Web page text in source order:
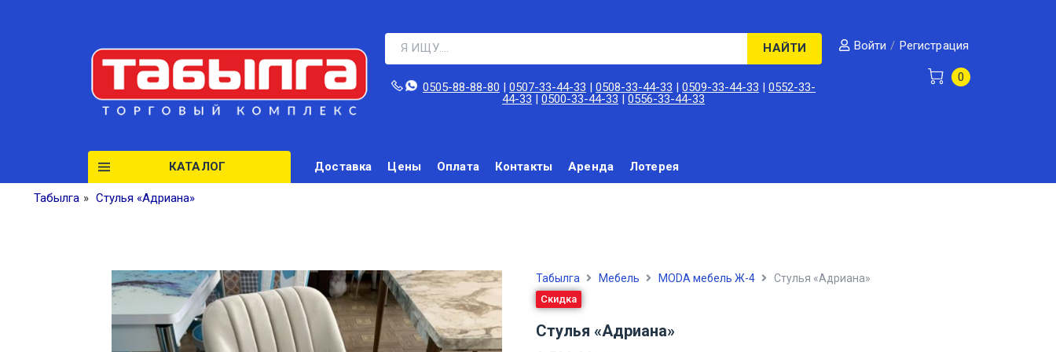
НАЙТИ
0505-88-88-80‬ |0507-33-44-33 |0508-33-44-33 |0509-33-44-33 |0552-33-
44-33 |0500-33-44-33 |0556-33-44-33
Войти / Регистрация
0
КАТАЛОГ Доставка Цены Оплата Контакты Аренда Лотерея
Табылга » Стулья «Адриана»
Табылга Мебель MODA мебель Ж-4 Стулья «Адриана»
Скидка
Стулья «Адриана»